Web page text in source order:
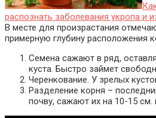
распознать заболевания укропа и
В месте для произрастания
примерную глубину расположения
Семена сажают в ряд,
куста. Быстро займет
Черенкование. У зрелых
Разделение корня –
почву, сажают их на 10-15